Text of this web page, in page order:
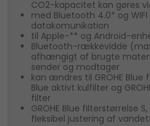
CO2-kapacitet kan gøres
med Bluetooth 4.0* og
datakomunikation
til Apple-** og Android-
Bluetooth-rækkevidde
afhængigt af brugte
sender og modtager
kan ændres til GROHE Blue
Blue aktivt kulfilter og
filter
GROHE Blue filterstørrelse
fleksibel justering af